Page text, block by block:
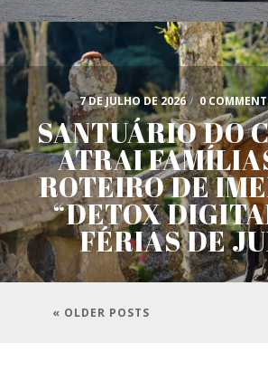
7 DE JULHO DE 2026 / 0
SANTUÁRIO DO
ATRAI
ROTEIRO DE
“DETOX
FÉRIAS DE
« OLDER POSTS